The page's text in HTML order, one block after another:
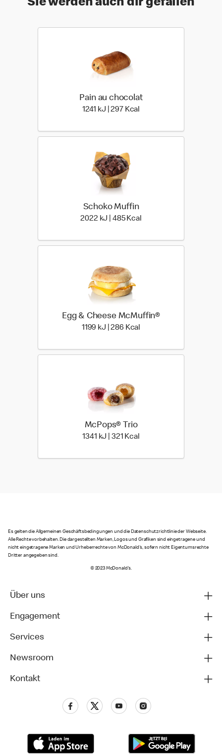
Sie werden auch dir gefallen
Pain au chocolat
1241 kJ | 297 Kcal
Schoko Muffin
2022 kJ | 485 Kcal
Egg & Cheese McMuffin®
1199 kJ | 286 Kcal
McPops® Trio
1341 kJ | 321 Kcal
Es gelten die Allgemeinen Geschäftsbedingungen und die Datenschutzrichtlinie der Webseite.
Alle Rechte vorbehalten. Die dargestellten Marken, Logos und Grafiken sind eingetragene und
nicht eingetragene Marken und Urheberrechte von McDonald's, sofern nicht Eigentumsrechte
Dritter angegeben sind.
© 2023 McDonald's.
Über uns
Engagement
Services
Newsroom
Kontakt